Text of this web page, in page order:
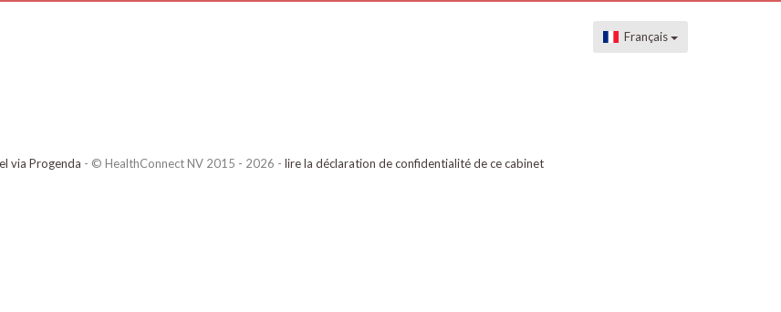
Français
via Progenda - © HealthConnect NV 2015 - 2026 - lire la déclaration de confidentialité de ce cabinet